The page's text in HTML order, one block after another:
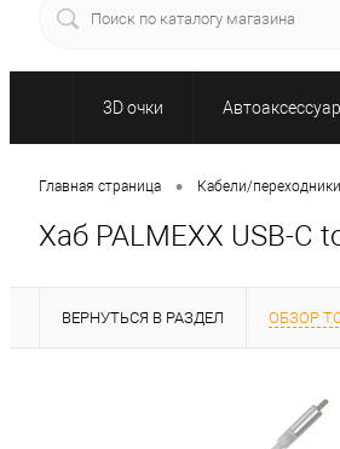
3D очки
Главная страница • Кабели/переходники
Хаб PALMEXX USB-C
ВЕРНУТЬСЯ В РАЗДЕЛ ОБЗОР